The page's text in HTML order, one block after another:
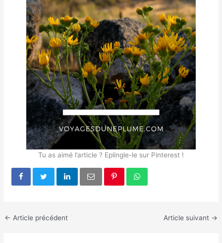
Tu as aimé l’article ? Eplingle-le sur Pinterest !
← Article précédent Article suivant →